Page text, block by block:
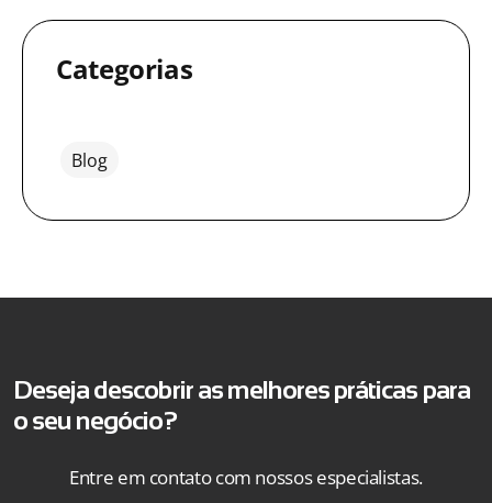
Categorias
Blog
Deseja descobrir as melhores práticas para
o seu negócio?
Entre em contato com nossos especialistas.